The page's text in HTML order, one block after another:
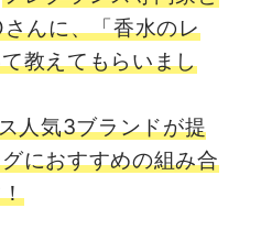
んに、「香水のレ
教えてもらいまし
人気3ブランドが提
におすすめの組み合